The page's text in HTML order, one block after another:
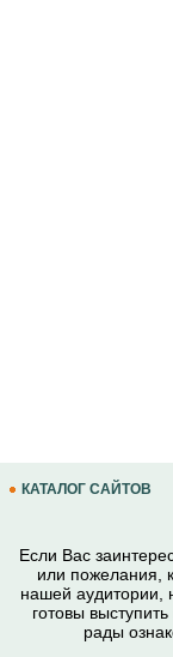
КАТАЛОГ САЙТОВ
Если Вас
или пожелания,
нашей аудитории,
готовы
рады